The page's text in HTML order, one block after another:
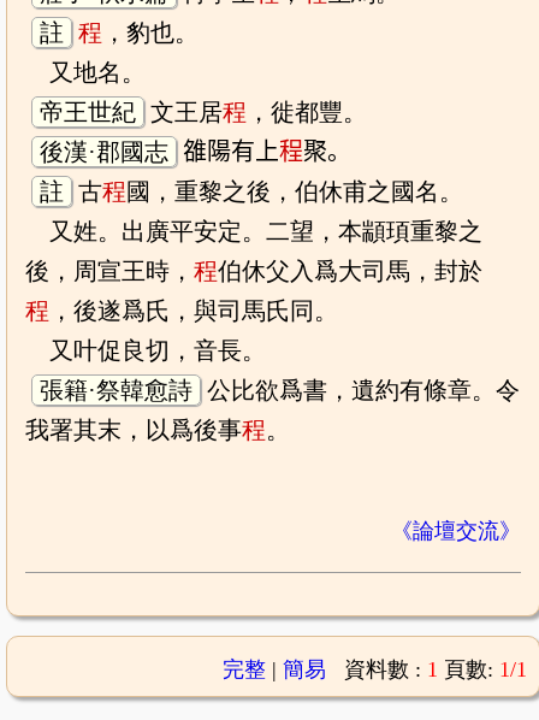
註 程 ，豹也。
又地名。
帝王世紀 文王居程 ，徙都豐。
後漢·郡國志 𨿅陽有上程聚。
註 古程國，重黎之後，伯休甫之國名。
又姓。出廣平安定。二望，本顓頊重黎之
後，周宣王時，程伯休父入爲大司馬，封於
程 ，後遂爲氏，與司馬氏同。
又叶促良切，音長。
張籍·祭韓愈詩 公比欲爲書，遺約有條章。令
我署其末，以爲後事程。
《論壇交流》
完整| 簡易 資料數 : 1 頁數: 1/1